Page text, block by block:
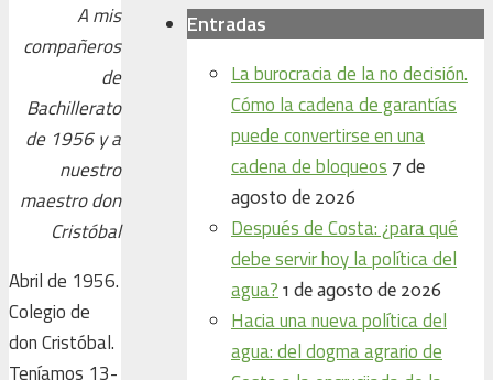
A mis
compañeros
de
Bachillerato
de 1956 y a
nuestro
maestro don
Cristóbal
Abril de 1956.
Colegio de
don Cristóbal.
Teníamos 13-
Entradas
La burocracia de la no decisión.
Cómo la cadena de garantías
puede convertirse en una
cadena de bloqueos 7 de
agosto de 2026
Después de Costa: ¿para qué
debe servir hoy la política del
agua? 1 de agosto de 2026
Hacia una nueva política del
agua: del dogma agrario de